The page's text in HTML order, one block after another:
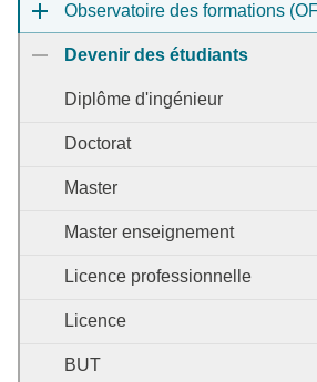
Observatoire des formations
Devenir des étudiants
Diplôme d'ingénieur
Doctorat
Master
Master enseignement
Licence professionnelle
Licence
BUT